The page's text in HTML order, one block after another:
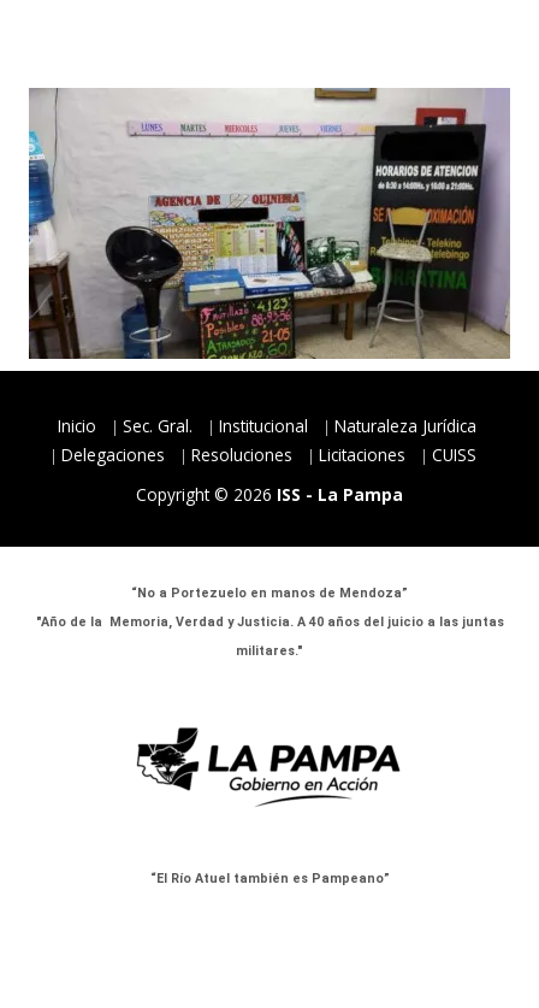
Inicio Sec. Gral. Institucional
Naturaleza Jurídica
Delegaciones
Resoluciones Licitaciones
CUISS
Copyright © 2026 ISS - La Pampa
“No a Portezuelo en manos de Mendoza”
"Año de la Memoria, Verdad y Justicia. A 40 años del juicio a las juntas
militares."
“El Río Atuel también es Pampeano”